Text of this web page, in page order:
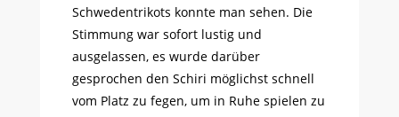
Schwedentrikots konnte man sehen. Die
Stimmung war sofort lustig und
ausgelassen, es wurde darüber
gesprochen den Schiri möglichst schnell
vom Platz zu fegen, um in Ruhe spielen zu